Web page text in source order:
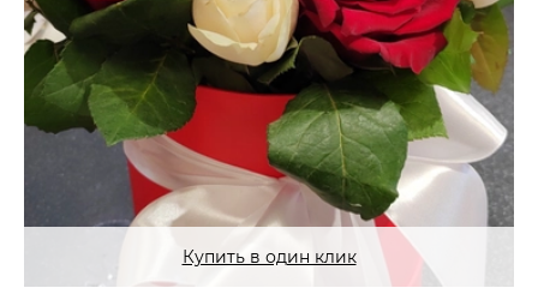
Купить в один клик